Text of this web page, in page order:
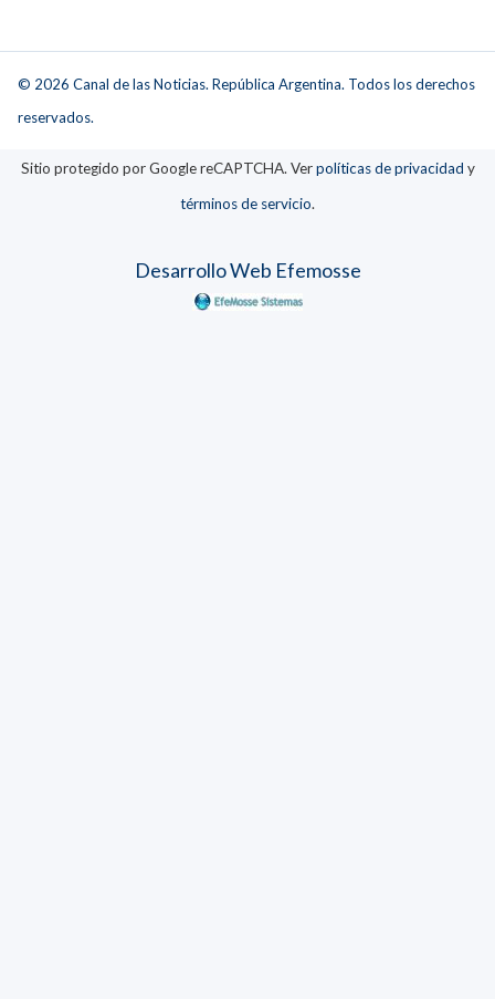
© 2026 Canal de las Noticias. República Argentina. Todos los derechos
reservados.
Sitio protegido por Google reCAPTCHA. Verpolíticas de privacidad y
términos de servicio.
Desarrollo Web Efemosse